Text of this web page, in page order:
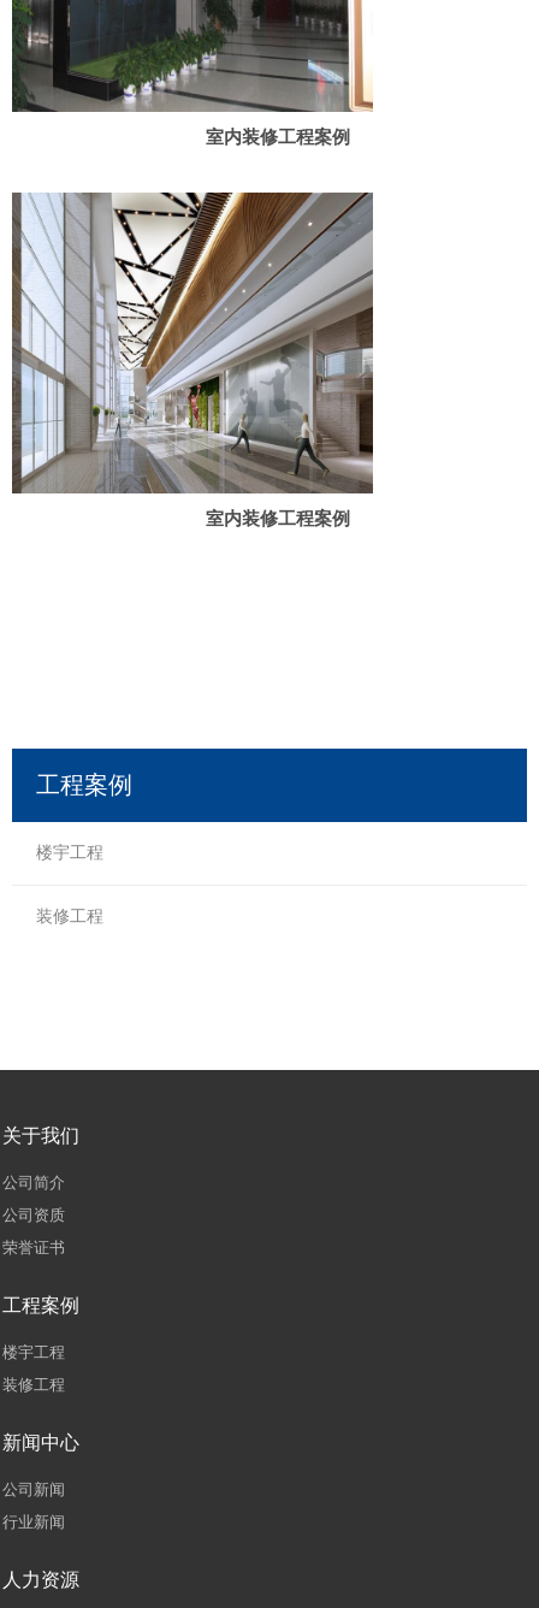
室内装修工程案例
室内装修工程案例
工程案例
楼宇工程
装修工程
关于我们
公司简介
公司资质
荣誉证书
工程案例
楼宇工程
装修工程
新闻中心
公司新闻
行业新闻
人力资源